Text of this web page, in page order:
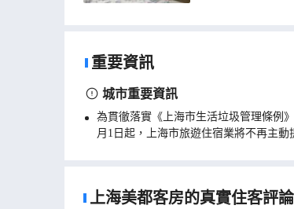
重要資訊
城市重要資訊
為貫徹落實《上海市生活垃圾管理條例
月1日起，上海市旅遊住宿業將不再主
上海美都客房的真實住客評